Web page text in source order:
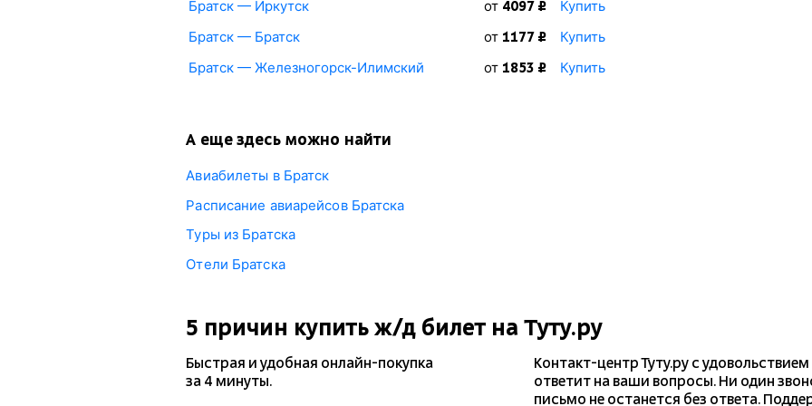
Братск — Иркутск
от 4097 ₽
Купить
Братск — Братск
от 1177 ₽
Купить
Братск — Железногорск-Илимский
от 1853 ₽ Купить
А еще здесь можно найти
Авиабилеты в Братск
Расписание авиарейсов Братска
Туры из Братска
Отели Братска
5 причин купитьж/д билет на Туту.ру
Быстрая и удобная онлайн-покупка
за 4 минуты.
Контакт-центр Туту.ру с удовольствием
ответит на ваши вопросы. Ни один
письмо не останется без ответа.